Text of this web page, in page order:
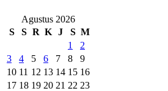
Agustus 2026
S
S R K J S M
1
2
3
4 5 6 7 8
9
10 11 12 13 14 15 16
17 18 19 20 21 22 23